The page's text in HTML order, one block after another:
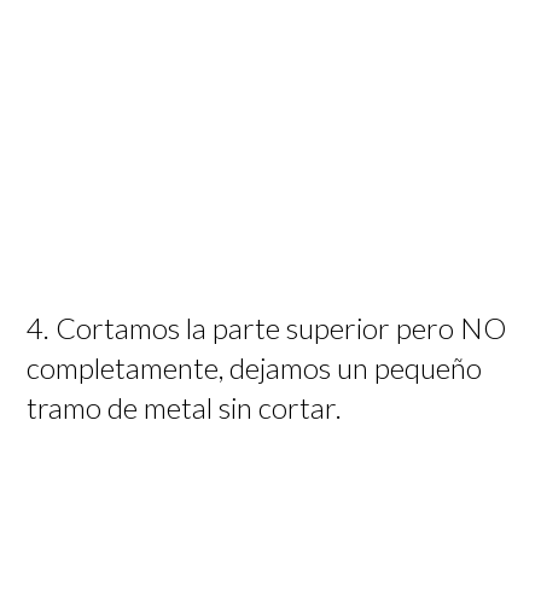
4. Cortamos la parte superior pero NO
completamente, dejamos un pequeño
tramo de metal sin cortar.